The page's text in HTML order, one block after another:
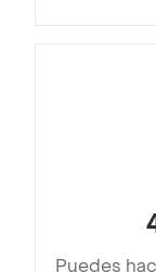
Puedes